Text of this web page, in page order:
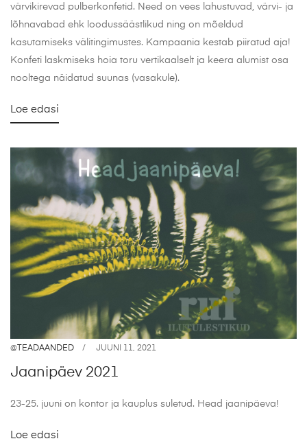
värvikirevad pulberkonfetid. Need on vees lahustuvad, värvi- ja
lõhnavabad ehk loodussäästlikud ning on mõeldud
kasutamiseks välitingimustes. Kampaania kestab piiratud aja!
Konfeti laskmiseks hoia toru vertikaalselt ja keera alumist osa
nooltega näidatud suunas (vasakule).
Loe edasi
@ TEADAANDED JUUNI 11, 2021
Jaanipäev 2021
23-25. juuni on kontor ja kauplus suletud. Head jaanipäeva!
Loe edasi